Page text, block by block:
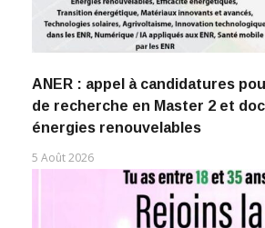
ANER : appel à candidatures
de recherche en Master 2 et
énergies renouvelables
5 Août 2026